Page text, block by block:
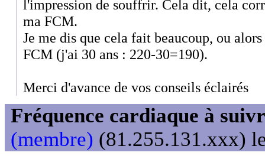
l'impression de souffrir. Cela dit, cela
ma FCM.
Je me dis que cela fait beaucoup, ou
FCM (j'ai 30 ans : 220-30=190).
Merci d'avance de vos conseils éclairés
Fréquence cardiaque à
(membre) (81.255.131.xxx)